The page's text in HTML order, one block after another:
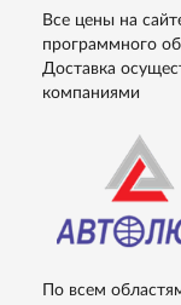
Все цены на
программного
Доставка
компаниями
По всем